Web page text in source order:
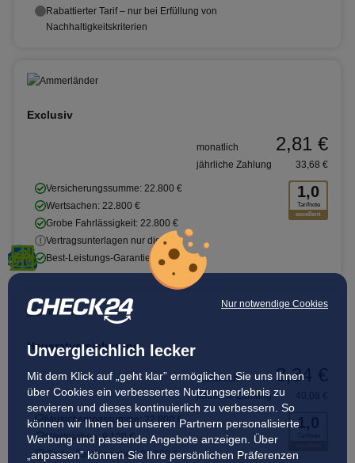
Nur notwendige Cookies
Unvergleichlich lecker
Mit dem Klick auf „geht klar” ermöglichen Sie uns Ihnen
über Cookies ein verbessertes Nutzungserlebnis zu
servieren und dieses kontinuierlich zu verbessern. So
können wir Ihnen bei unseren Partnern personalisierte
Werbung und passende Angebote anzeigen. Über
„anpassen” können Sie Ihre persönlichen Präferenzen
Rabattierter Tarif – nur bei Erfüllung von
Nachhaltigkeitskriterien
Exclusiv
1,0
Tarifnote
excellent
Versicherungssumme: 22.800 €
Wertsachen: 22.800 €
Grobe Fahrlässigkeit: 22.800 €
Vertragsunterlagen nur digital
Best-Leistungs-Garantie
monatlich 2,81 €
jährliche Zahlung 33,68 €
Hausratversicherung
1,0
Versicherungssumme: 22.800 €
Wertsachen: 9.120 €
Grobe Fahrlässigkeit: 22.800 €
monatlich 3,34 €
jährliche Zahlung